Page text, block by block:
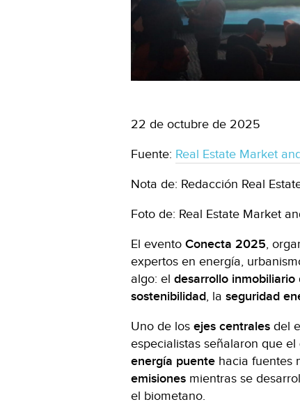
22 de octubre de 2025
Fuente: Real Estate Market
Nota de: Redacción Real
Foto de: Real Estate Market
El evento Conecta 2025,
expertos en energía,
algo: el desarrollo inmobiliario
sostenibilidad, la seguridad
Uno de los ejes centrales del
especialistas señalaron que el
energía puente hacia fuentes
emisiones mientras se
el biometano.